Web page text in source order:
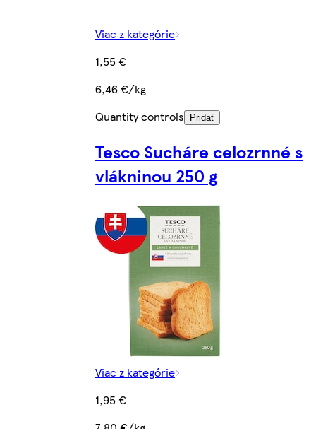
Viac z kategórie
1,55 €
6,46 €/kg
Quantity controls
Pridať
Tesco Sucháre celozrnné s
vlákninou 250 g
Viac z kategórie
1,95 €